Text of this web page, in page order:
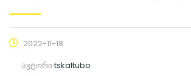
2022-11-18
ავტორიtskaltubo